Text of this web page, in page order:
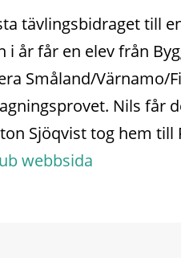
tävlingsbidraget till
år får en elev från
Småland/Värnamo/
Nils får
Sjöqvist tog hem till
webbsida